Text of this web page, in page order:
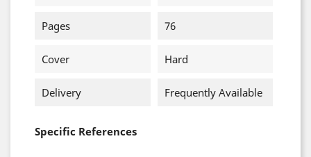
Pages 76
Cover Hard
Delivery Frequently Available
Specific References